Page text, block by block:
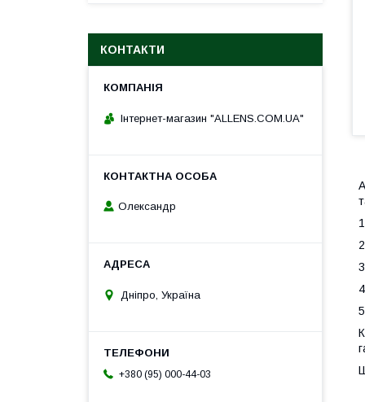
КОНТАКТИ
Інтернет-магазин "ALLENS.COM.UA"
Олександр
Дніпро, Україна
+380 (95) 000-44-03